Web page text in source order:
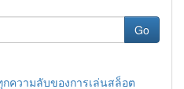
Go
กความลับของการเล่นสล็อต